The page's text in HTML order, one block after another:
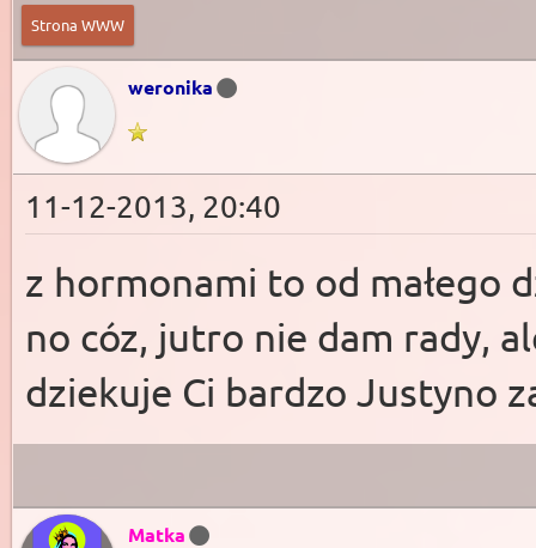
Strona WWW
weronika
11-12-2013, 20:40
z hormonami to od małego
no cóz, jutro nie dam rady,
dziekuje Ci bardzo Justyno
Matka